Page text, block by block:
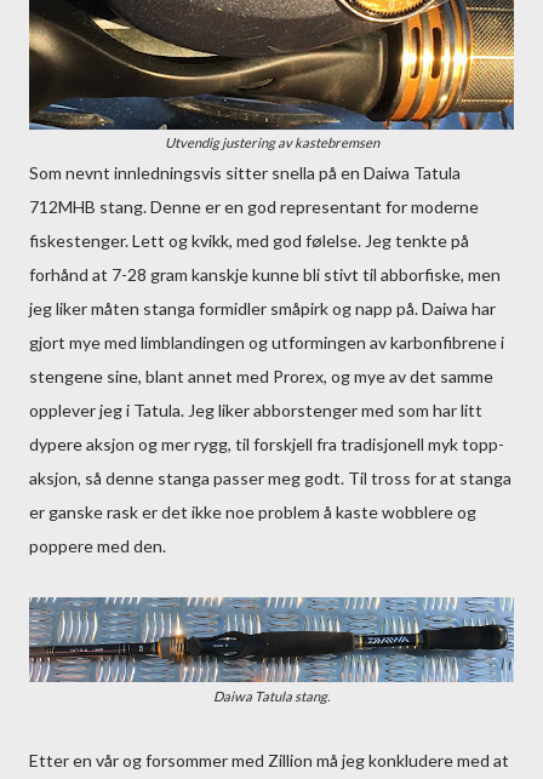
Utvendig justering av kastebremsen
Som nevnt innledningsvis sitter snella på en Daiwa Tatula
712MHB stang. Denne er en god representant for moderne
fiskestenger. Lett og kvikk, med god følelse. Jeg tenkte på
forhånd at 7-28 gram kanskje kunne bli stivt til abborfiske, men
jeg liker måten stanga formidler småpirk og napp på. Daiwa har
gjort mye med limblandingen og utformingen av karbonfibrene i
stengene sine, blant annet med Prorex, og mye av det samme
opplever jeg i Tatula. Jeg liker abborstenger med som har litt
dypere aksjon og mer rygg, til forskjell fra tradisjonell myk topp-
aksjon, så denne stanga passer meg godt. Til tross for at stanga
er ganske rask er det ikke noe problem å kaste wobblere og
poppere med den.
Daiwa Tatula stang.
Etter en vår og forsommer med Zillion må jeg konkludere med at